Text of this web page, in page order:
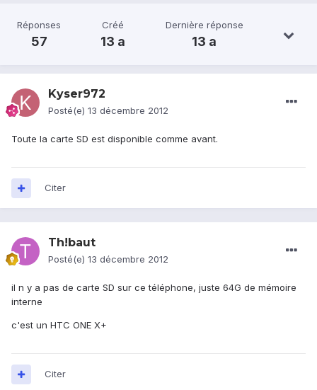
Réponses
57
Créé
13 a
Dernière réponse
13 a
Kyser972
Posté(e) 13 décembre 2012
Toute la carte SD est disponible comme avant.
Citer
Th!baut
Posté(e) 13 décembre 2012
il n y a pas de carte SD sur ce téléphone, juste 64G de mémoire
interne
c'est un HTC ONE X+
Citer